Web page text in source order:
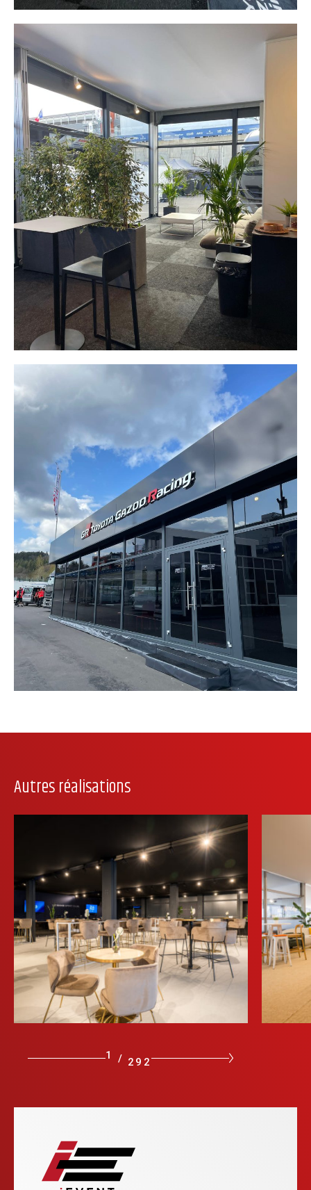
Autres réalisations
1 / 292